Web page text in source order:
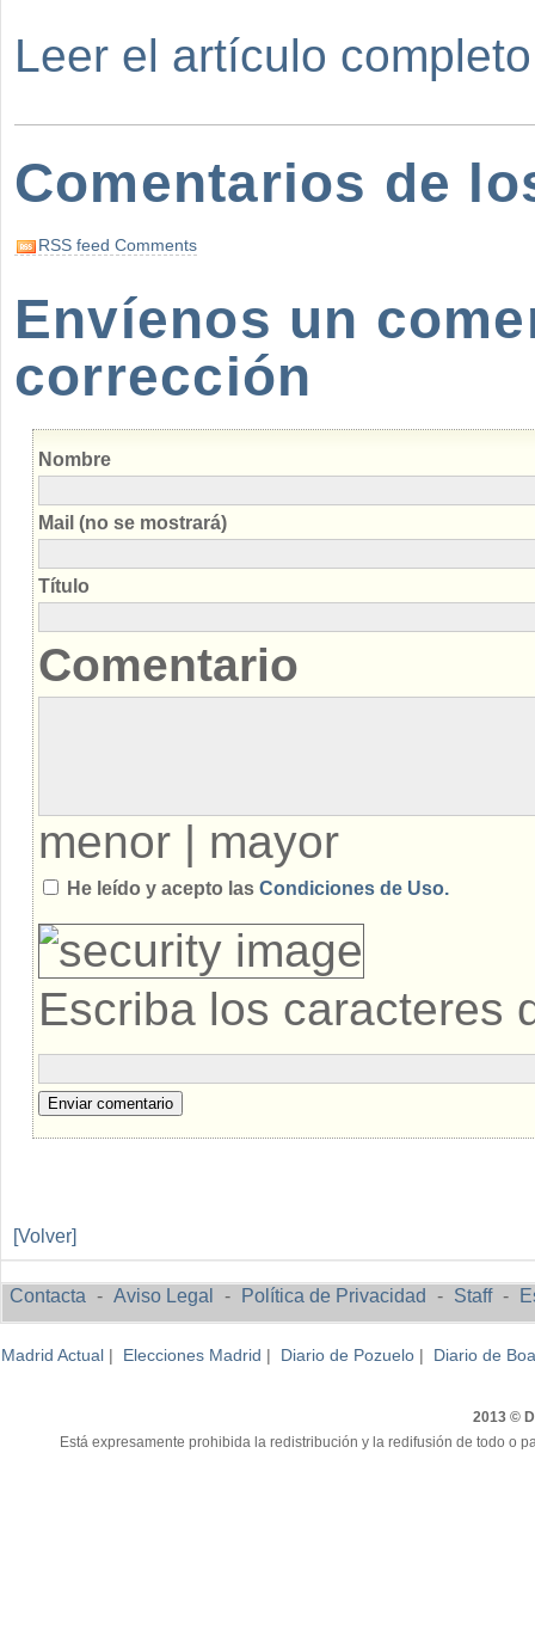
Leer el artículo completo
Comentarios de
RSS feed Comments
Envíenos un
corrección
Nombre
Mail (no se mostrará)
Título
Comentario
menor | mayor
He leído y acepto las Condiciones de Uso.
Escriba los caracteres
Enviar comentario
[Volver]
Contacta - Aviso Legal - Política de Privacidad - Staff -
Madrid Actual | Elecciones Madrid | Diario de Pozuelo | Diario de
2013 ©
Está expresamente prohibida la redistribución y la redifusión de todo o